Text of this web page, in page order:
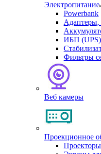
Электропитание
Powerbank
Адаптеры,
ИБП (UPS)
Фильтры
Веб камеры
Проекционное
Проекторы